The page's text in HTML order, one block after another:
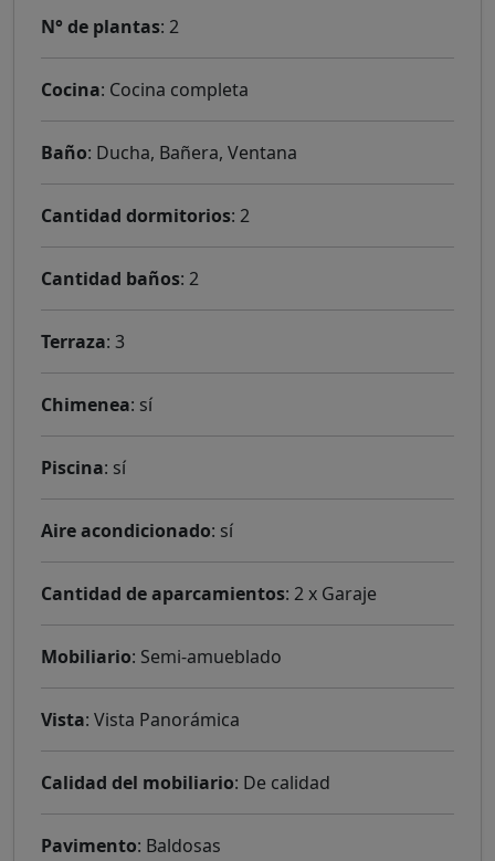
N° de plantas: 2
Cocina: Cocina completa
Baño: Ducha, Bañera, Ventana
Cantidad dormitorios: 2
Cantidad baños: 2
Terraza: 3
Chimenea: sí
Piscina: sí
Aire acondicionado: sí
Cantidad de aparcamientos: 2 x Garaje
Mobiliario: Semi-amueblado
Vista: Vista Panorámica
Calidad del mobiliario: De calidad
Pavimento: Baldosas